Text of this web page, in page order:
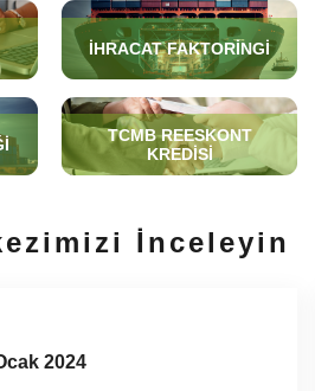
İHRACAT FAKTORINGI
TCMB REESKONT
KREDISI
İnceleyin
2024